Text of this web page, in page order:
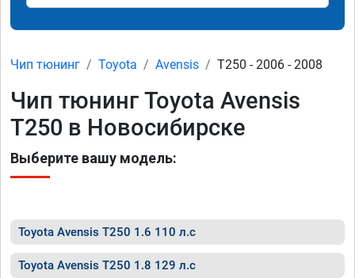
Чип тюнинг Toyota Avensis T250 - 2006 - 2008
Чип тюнинг Toyota Avensis
T250 в Новосибирске
Выберите вашу модель:
Toyota Avensis T250 1.6 110 л.с
Toyota Avensis T250 1.8 129 л.с